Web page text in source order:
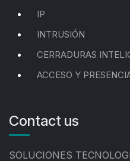
IP
INTRUSIÓN
CERRADURAS
ACCESO Y
Contact us
SOLUCIONES